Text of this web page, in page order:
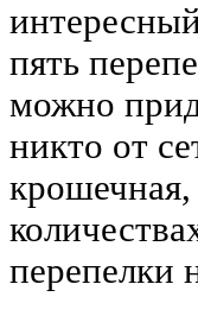
пять
можно
никто от
перепелки